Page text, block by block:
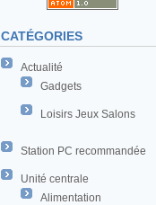
CATÉGORIES
Actualité
Gadgets
Loisirs Jeux Salons
Station PC recommandée
Unité centrale
Alimentation